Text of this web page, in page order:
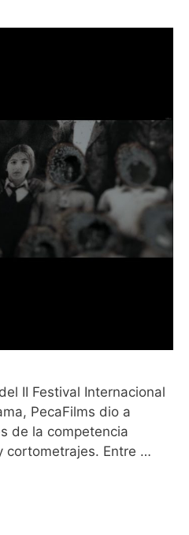
II Festival Internacional
PecaFilms dio a
de la competencia
cortometrajes. Entre …